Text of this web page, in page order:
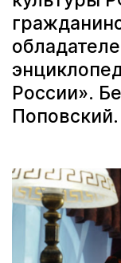
России».
Поповский.